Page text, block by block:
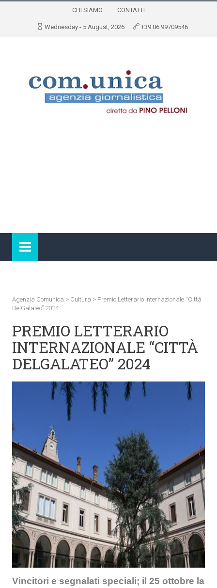
CHI SIAMO CONTATTI
Wednesday - 5 August, 2026 +39 06 99709546
Agenzia Comunica > Cultura > Premio Letterario Internazionale “Città
DelGalateo” 2024
PREMIO LETTERARIO
INTERNAZIONALE “CITTÀ
DELGALATEO” 2024
Vincitori e segnalati speciali; il 25 ottobre la